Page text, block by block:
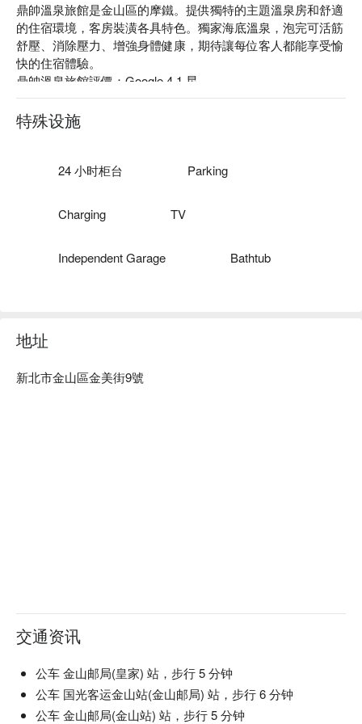
鼎帥溫泉旅館是金山區的摩鐵。提供獨特的主題溫泉房和舒適
的住宿環境，客房裝潢各具特色。獨家海底溫泉，泡完可活筋
舒壓、消除壓力、增強身體健康，期待讓每位客人都能享受愉
快的住宿體驗。
鼎帥溫泉旅館評價：Google 4.1 星
鼎帥溫泉旅館推薦：旅館地理位置優越，可輕鬆往返金山、萬
里、三芝及石門等熱門景點。無論是追求浪漫的情侶或溫馨出
遊的家庭，都能在優美的環境中享受放鬆時光。
息方案立刻查看⬇︎
特殊设施
24 小时柜台 Parking
Charging TV
Independent Garage Bathtub
地址
新北市金山區金美街9號
交通资讯
公车 金山邮局(皇家) 站，步行 5 分钟
公车 国光客运金山站(金山邮局) 站，步行 6 分钟
公车 金山邮局(金山站) 站，步行 5 分钟